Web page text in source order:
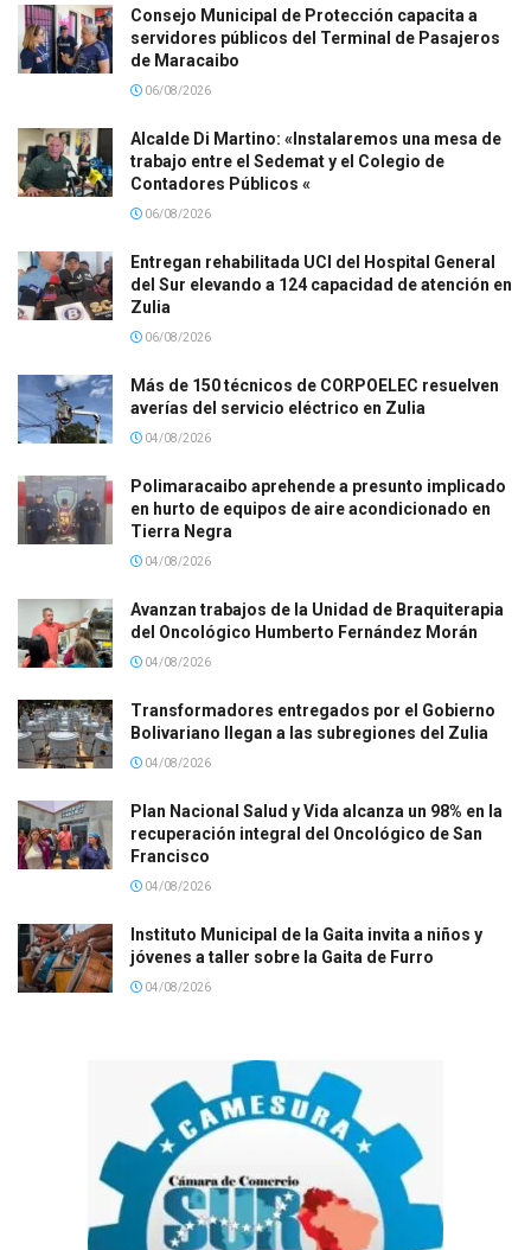
Consejo Municipal de Protección capacita a
servidores públicos del Terminal de Pasajeros
de Maracaibo
06/08/2026
Alcalde Di Martino: «Instalaremos una mesa de
trabajo entre el Sedemat y el Colegio de
Contadores Públicos «
06/08/2026
Entregan rehabilitada UCI del Hospital General
del Sur elevando a 124 capacidad de atención en
Zulia
06/08/2026
Más de 150 técnicos de CORPOELEC resuelven
averías del servicio eléctrico en Zulia
04/08/2026
Polimaracaibo aprehende a presunto implicado
en hurto de equipos de aire acondicionado en
Tierra Negra
04/08/2026
Avanzan trabajos de la Unidad de Braquiterapia
del Oncológico Humberto Fernández Morán
04/08/2026
Transformadores entregados por el Gobierno
Bolivariano llegan a las subregiones del Zulia
04/08/2026
Plan Nacional Salud y Vida alcanza un 98% en la
recuperación integral del Oncológico de San
Francisco
04/08/2026
Instituto Municipal de la Gaita invita a niños y
jóvenes a taller sobre la Gaita de Furro
04/08/2026